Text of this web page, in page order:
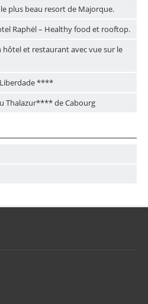
plus beau resort de Majorque.
Raphël – Healthy food et rooftop.
hôtel et restaurant avec vue sur le
****
Thalazur**** de Cabourg